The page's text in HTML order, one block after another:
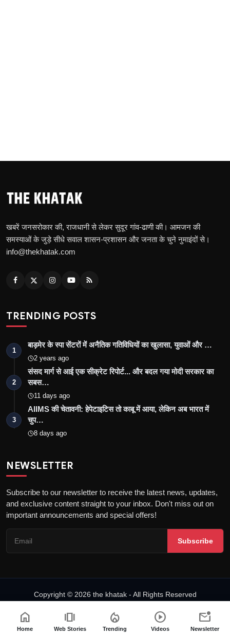
खबरें जनसरोकार की, राजधानी से लेकर सुदूर गांव-ढाणी की। आमजन की
समस्याओं के जुड़े सीधे सवाल शासन-प्रशासन और जनता के चुने नुमाइंदों से।
info@thekhatak.com
TRENDING POSTS
1
बाड़मेर के स्पा सेंटरों में अनैतिक गतिविधियों का खुलासा, युवाओं और …
2 years ago
2
संसद मार्ग से आई एक सीक्रेट रिपोर्ट... और बदल गया मोदी सरकार का
सबस…
11 days ago
3
AIIMS की चेतावनी: हेपेटाइटिस तो काबू में आया, लेकिन अब भारत में
चुप…
8 days ago
NEWSLETTER
Subscribe to our newsletter to receive the latest news, updates,
and exclusive content straight to your inbox. Don't miss out on
important announcements and special offers!
Subscribe
Copyright © 2026 the khatak - All Rights Reserved
Fact-Checking Policy
home
Home
amp_stories
Web Stories
local_fire_department
Trending
play_circle
Videos
mark_email_unread
Newsletter